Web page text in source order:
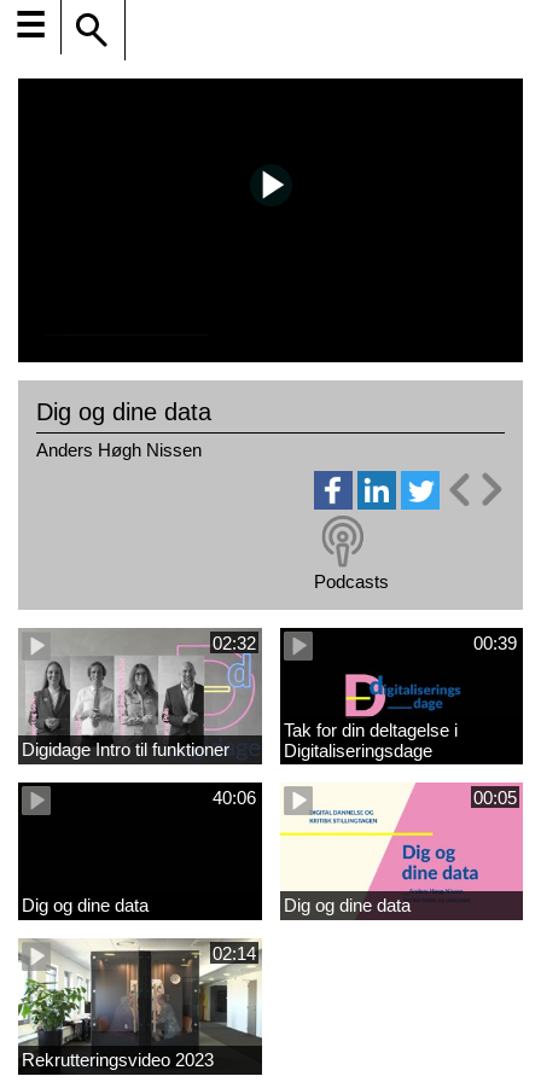
☰
Dig og dine data
Anders Høgh Nissen
Podcasts
02:32
Digidage Intro til funktioner
00:39
Tak for din deltagelse i
Digitaliseringsdage
40:06
Dig og dine data
00:05
Dig og dine data
02:14
Rekrutteringsvideo 2023